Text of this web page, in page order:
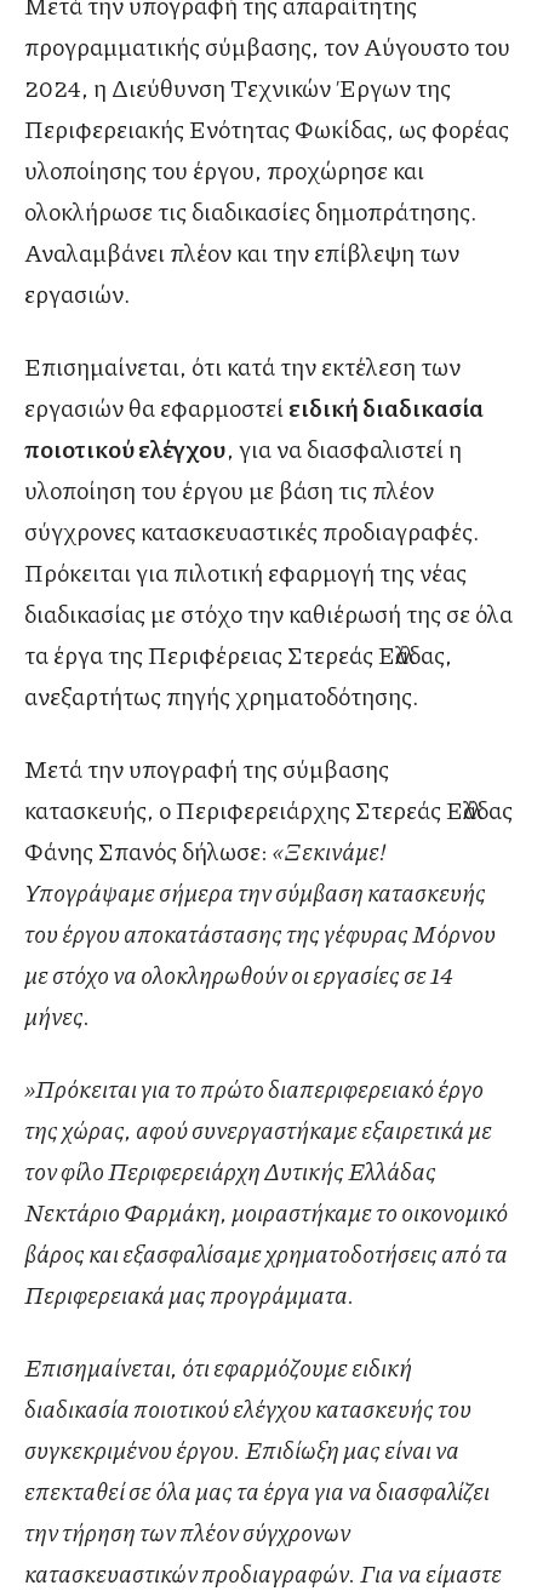
προγραμματικής σύμβασης, τον Αύγουστο του
2024, η Διεύθυνση Τεχνικών Έργων της
Περιφερειακής Ενότητας Φωκίδας, ως φορέας
υλοποίησης του έργου, προχώρησε και
ολοκλήρωσε τις διαδικασίες δημοπράτησης.
Αναλαμβάνει πλέον και την επίβλεψη των
εργασιών.
Επισημαίνεται, ότι κατά την εκτέλεση των
εργασιών θα εφαρμοστείειδική διαδικασία
ποιοτικού ελέγχου, για να διασφαλιστεί η
υλοποίηση του έργου με βάση τις πλέον
σύγχρονες κατασκευαστικές προδιαγραφές.
Πρόκειται για πιλοτική εφαρμογή της νέας
διαδικασίας με στόχο την καθιέρωσή της σε όλα
τα έργα της Περιφέρειας Στερεάς Ελλάδας,
ανεξαρτήτως πηγής χρηματοδότησης.
Μετά την υπογραφή της σύμβασης
κατασκευής, ο Περιφερειάρχης Στερεάς Ελλάδας
Φάνης Σπανός δήλωσε: «Ξεκινάμε!
Υπογράψαμε σήμερα την σύμβαση κατασκευής
του έργου αποκατάστασης της γέφυρας Μόρνου
με στόχο να ολοκληρωθούν οι εργασίες σε 14
μήνες.
»Πρόκειται για το πρώτο διαπεριφερειακό έργο
της χώρας, αφού συνεργαστήκαμε εξαιρετικά με
τον φίλο Περιφερειάρχη Δυτικής Ελλάδας
Νεκτάριο Φαρμάκη, μοιραστήκαμε το οικονομικό
βάρος και εξασφαλίσαμε χρηματοδοτήσεις από τα
Περιφερειακά μας προγράμματα.
Επισημαίνεται, ότι εφαρμόζουμε ειδική
διαδικασία ποιοτικού ελέγχου κατασκευής του
συγκεκριμένου έργου. Επιδίωξη μας είναι να
επεκταθεί σε όλα μας τα έργα για να διασφαλίζει
την τήρηση των πλέον σύγχρονων
κατασκευαστικών προδιαγραφών. Για να είμαστε